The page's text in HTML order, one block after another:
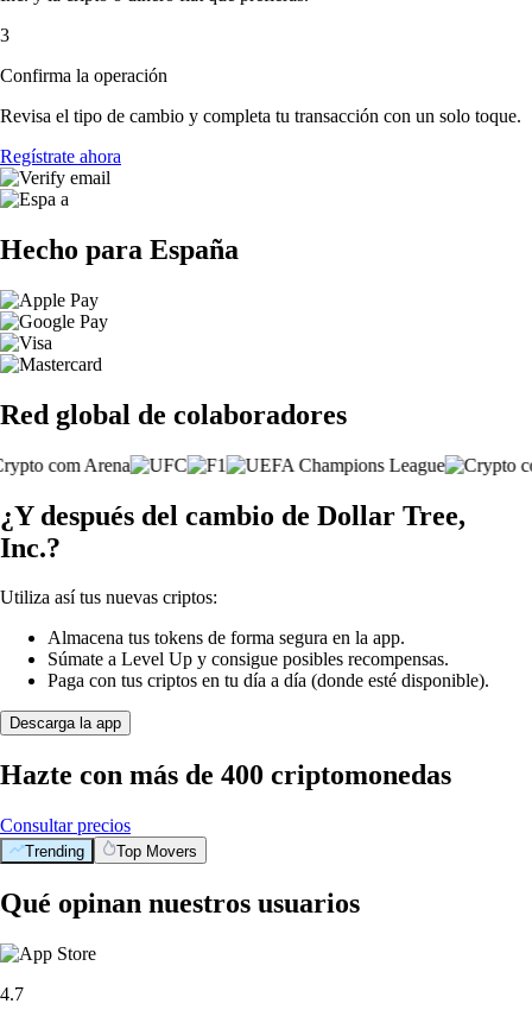
3
Confirma la operación
Revisa el tipo de cambio y completa tu transacción con un solo toque.
Regístrate ahora
Hecho para España
Red global de colaboradores
¿Y después del cambio de Dollar Tree,
Inc.?
Utiliza así tus nuevas criptos:
Almacena tus tokens de forma segura en la app.
Súmate a Level Up y consigue posibles recompensas.
Paga con tus criptos en tu día a día (donde esté disponible).
Descarga la app
Hazte con más de 400 criptomonedas
Consultar precios
Trending Top Movers
Qué opinan nuestros usuarios
4.7